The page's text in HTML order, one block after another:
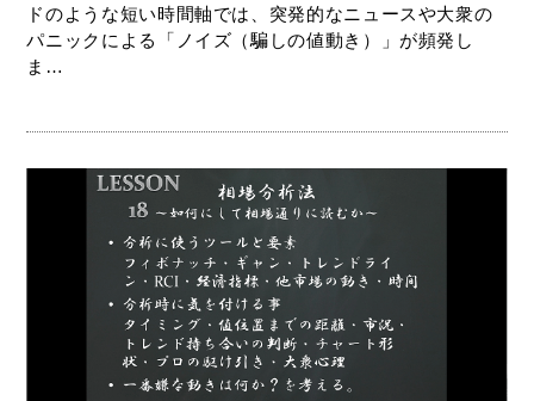
ドのような短い時間軸では、突発的なニュースや大衆の
パニックによる「ノイズ（騙しの値動き）」が頻発し
ま…